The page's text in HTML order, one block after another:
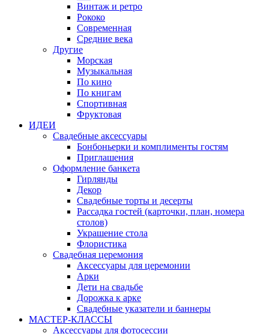
Винтаж и ретро
Рококо
Современная
Средние века
Другие
Морская
Музыкальная
По кино
По книгам
Спортивная
Фруктовая
ИДЕИ
Свадебные аксессуары
Бонбоньерки и комплименты гостям
Приглашения
Оформление банкета
Гирлянды
Декор
Свадебные торты и десерты
Рассадка гостей (карточки, план, номера
столов)
Украшение стола
Флористика
Свадебная церемония
Аксессуары для церемонии
Арки
Дети на свадьбе
Дорожка к арке
Свадебные указатели и баннеры
МАСТЕР-КЛАССЫ
Аксессуары для фотосессии